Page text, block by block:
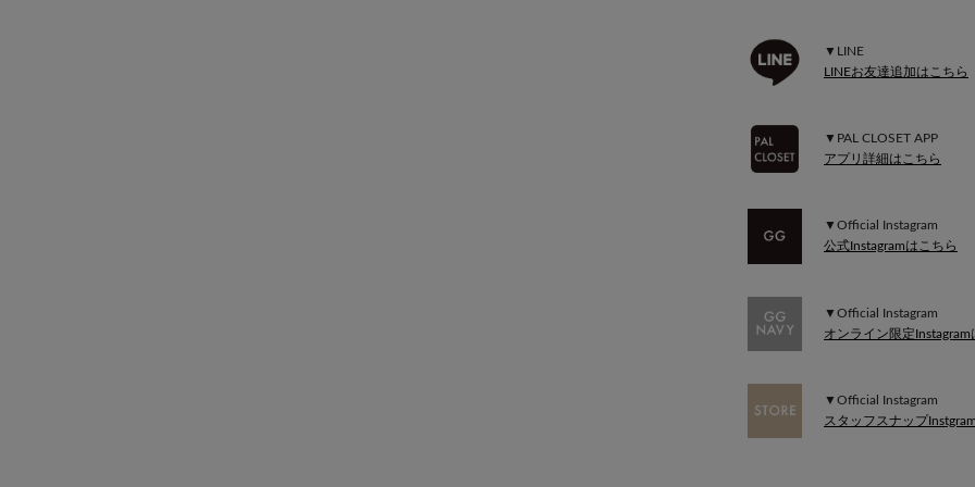
▼LINE
LINEお友達追加はこちら
▼PAL CLOSET APP
アプリ詳細はこちら
▼Official Instagram
公式Instagramはこちら
▼Official Instagram
オンライン限定Instagram
▼Official Instagram
スタッフスナップ